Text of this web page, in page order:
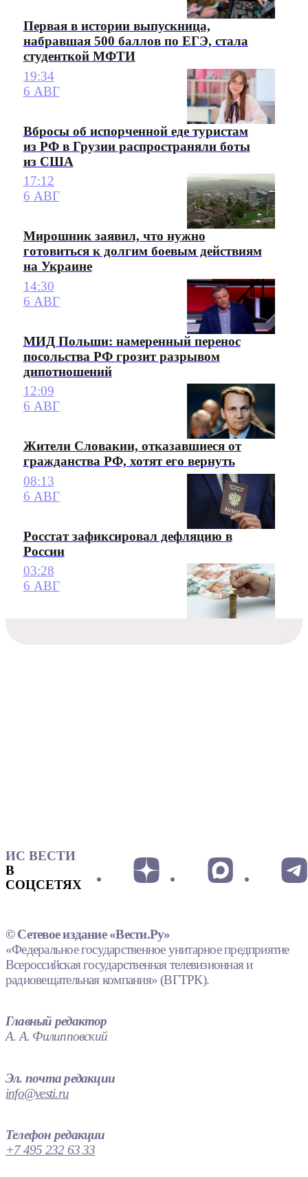
Первая в истории выпускница,
набравшая 500 баллов по ЕГЭ, стала
студенткой МФТИ
19:34
6 АВГ
Вбросы об испорченной еде туристам
из РФ в Грузии распространяли боты
из США
17:12
6 АВГ
Мирошник заявил, что нужно
готовиться к долгим боевым действиям
на Украине
14:30
6 АВГ
МИД Польши: намеренный перенос
посольства РФ грозит разрывом
дипотношений
12:09
6 АВГ
Жители Словакии, отказавшиеся от
гражданства РФ, хотят его вернуть
08:13
6 АВГ
Росстат зафиксировал дефляцию в
России
03:28
6 АВГ
ИС ВЕСТИ
В
СОЦСЕТЯХ
© Сетевое издание «Вести.Ру»
«Федеральное государственное унитарное предприятие
Всероссийская государственная телевизионная и
радиовещательная компания» (ВГТРК).
Главный редактор
А. А. Филипповский
Эл. почта редакции
info@vesti.ru
Телефон редакции
+7 495 232 63 33